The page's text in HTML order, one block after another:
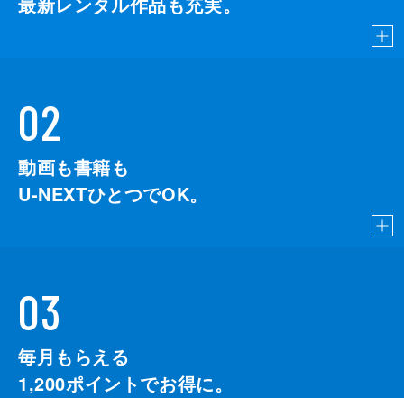
02
動画も書籍も
U-NEXTひとつでOK。
03
毎月もらえる
1,200ポイントでお得に。